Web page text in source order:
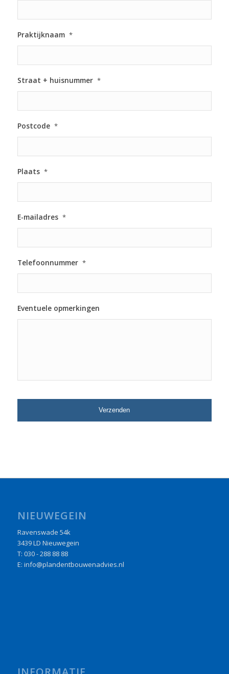
Praktijknaam *
Straat + huisnummer *
Postcode *
Plaats *
E-mailadres *
Telefoonnummer *
Eventuele opmerkingen
NIEUWEGEIN
Ravenswade 54k
3439 LD Nieuwegein
T: 030 - 288 88 88
E: info@plandentbouwenadvies.nl